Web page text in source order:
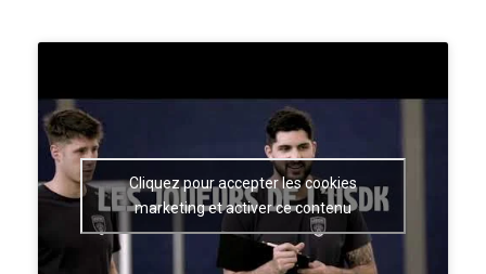
Cliquez pour accepter les cookies
marketing et activer ce contenu